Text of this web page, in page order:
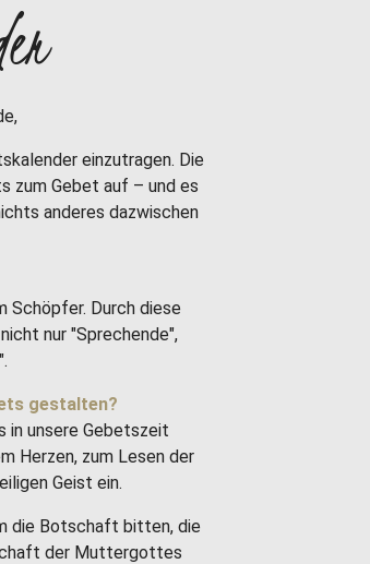
einzutragen. Die
Gebet auf – und es
anderes dazwischen
Schöpfer. Durch diese
nur "Sprechende",
gestalten?
unsere Gebetszeit
Herzen, zum Lesen der
Geist ein.
die Botschaft bitten, die
der Muttergottes